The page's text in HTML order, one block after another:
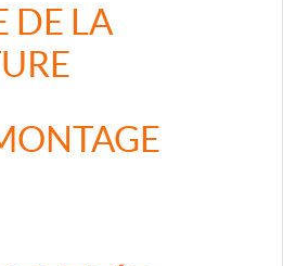
DE LA